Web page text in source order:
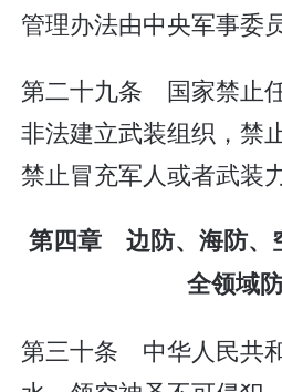
管理办法由中央军事委
第二十九条 国家禁止
非法建立武装组织，禁
禁止冒充军人或者武装
第四章 边防、海防、
全领域
第三十条 中华人民共